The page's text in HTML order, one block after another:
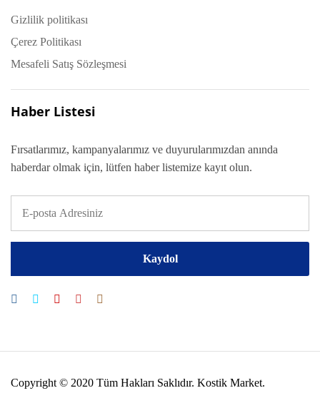
Gizlilik politikası
Çerez Politikası
Mesafeli Satış Sözleşmesi
Haber Listesi
Fırsatlarımız, kampanyalarımız ve duyurularımızdan anında
haberdar olmak için, lütfen haber listemize kayıt olun.
Copyright © 2020 Tüm Hakları Saklıdır. Kostik Market.